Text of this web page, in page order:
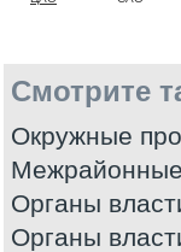
Смотрите
Окружные
Органы
Органы